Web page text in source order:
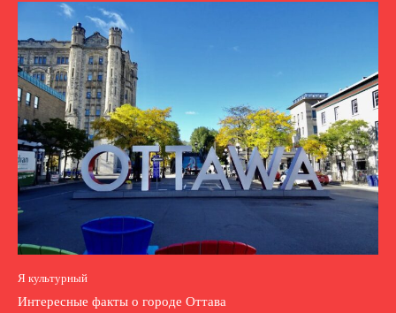
Я культурный
Интересные факты о городе Оттава